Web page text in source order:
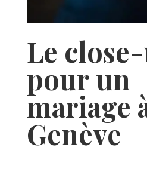
Le
pour un
mariage
Genève